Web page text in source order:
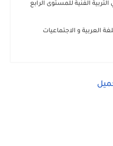
الفنية للمستوى الرابع
العربية و الاجتماعيات